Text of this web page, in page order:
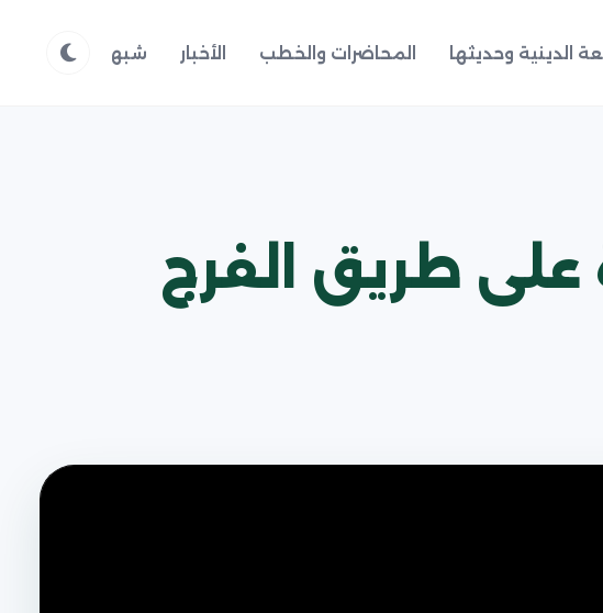
الدينية وحديثها المحاضرات والخطب الأخبار شبهات وردود
على طريق الفرج